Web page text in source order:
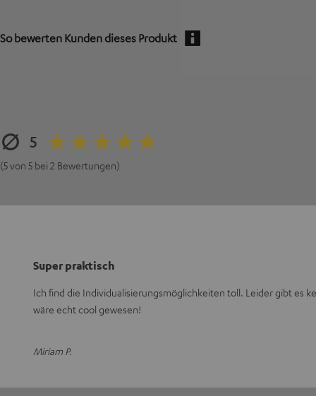
So bewerten Kunden dieses Produkt
5
(5 von 5 bei 2 Bewertungen)
Super praktisch
Ich find die Individualisierungsmöglichkeiten toll. Leider gibt es
wäre echt cool gewesen!
Miriam P.